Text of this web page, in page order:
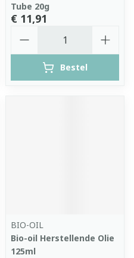
Tube 20g
€ 11,91
Bestel
BIO-OIL
Bio-oil Herstellende Olie
125ml